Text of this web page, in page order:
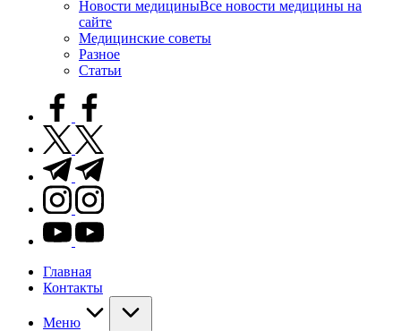
Новости медициныВсе новости медицины на
сайте
Медицинские советы
Разное
Статьи
facebook.com
twitter.com
t.me
instagram.com
youtube.com
Главная
Контакты
Меню